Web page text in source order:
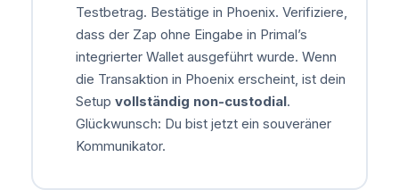
Testbetrag. Bestätige in Phoenix. Verifiziere,
dass der Zap ohne Eingabe in Primal’s
integrierter Wallet ausgeführt wurde. Wenn
die Transaktion in Phoenix erscheint, ist dein
Setup vollständig non-custodial.
Glückwunsch: Du bist jetzt ein souveräner
Kommunikator.